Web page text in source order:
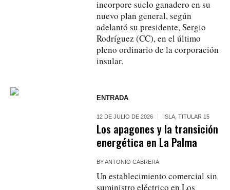
incorpore suelo ganadero en su
nuevo plan general, según
adelantó su presidente, Sergio
Rodríguez (CC), en el último
pleno ordinario de la corporación
insular.
ENTRADA
12 DE JULIO DE 2026 ISLA ,TITULAR 15
Los apagones y la transición
energética en La Palma
BYANTONIO CABRERA
Un establecimiento comercial sin
suministro eléctrico en Los